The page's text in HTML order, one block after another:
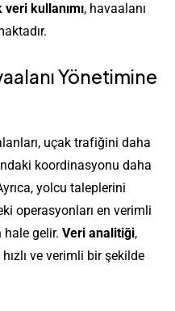
veri kullanımı, havaalanı
Yönetimine
uçak trafiğini daha
koordinasyonu daha
yolcu taleplerini
operasyonları en verimli
gelir. Veri analitiği,
ve verimli bir şekilde